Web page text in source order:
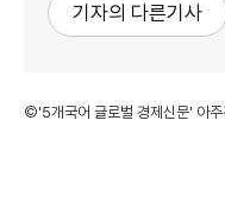
기자의 다른기사
©'5개국어 글로벌 경제신문' 아주